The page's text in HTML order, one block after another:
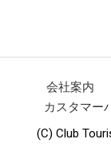
会社案内
カスタマー
(C) Club